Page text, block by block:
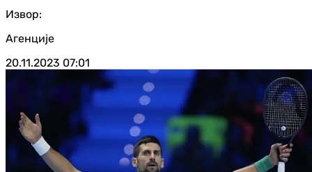
Извор:
Агенције
20.11.2023 07:01